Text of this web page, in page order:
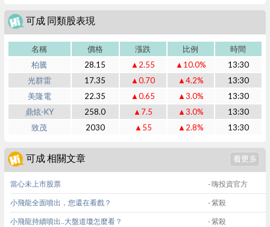
可成 同類股表現
名稱 價格 漲跌 比例
時間
柏騰
28.15 ▲2.55 ▲10.0%
13:30
光群雷
17.35 ▲0.70 ▲4.2%
13:30
美隆電
22.35 ▲0.65 ▲3.0%
13:30
鼎炫-KY
258.0 ▲7.5 ▲3.0%
13:30
致茂
2030 ▲55 ▲2.8% 13:30
可成 相關文章
- 嗨投資官方
當心未上市股票
- 紫殺
小飛龍全面噴出，您還在看戲？
- 紫殺
小飛龍持續噴出..大盤道瓊怎麼看？